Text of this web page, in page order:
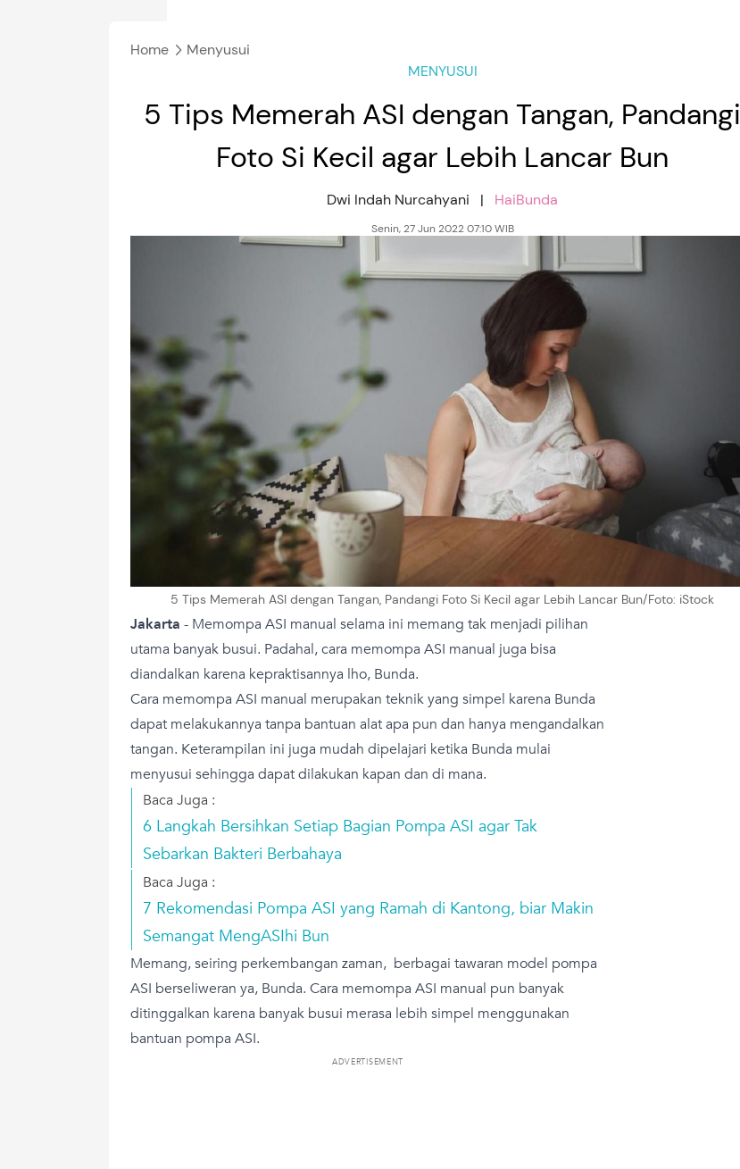
Home
Menyusui
MENYUSUI
5 Tips Memerah ASI dengan Tangan, Pandangi
Foto Si Kecil agar Lebih Lancar Bun
Dwi Indah Nurcahyani | HaiBunda
Senin, 27 Jun 2022 07:10 WIB
5 Tips Memerah ASI dengan Tangan, Pandangi Foto Si Kecil agar Lebih Lancar Bun/Foto: iStock
Jakarta - Memompa ASI manual selama ini memang tak menjadi pilihan
utama banyak busui. Padahal, cara memompa ASI manual juga bisa
diandalkan karena kepraktisannya lho, Bunda.
Cara memompa ASI manual merupakan teknik yang simpel karena Bunda
dapat melakukannya tanpa bantuan alat apa pun dan hanya mengandalkan
tangan. Keterampilan ini juga mudah dipelajari ketika Bunda mulai
menyusui sehingga dapat dilakukan kapan dan di mana.
Baca Juga :
6 Langkah Bersihkan Setiap Bagian Pompa ASI agar Tak
Sebarkan Bakteri Berbahaya
Baca Juga :
7 Rekomendasi Pompa ASI yang Ramah di Kantong, biar Makin
Semangat MengASIhi Bun
Memang, seiring perkembangan zaman, berbagai tawaran model pompa
ASI berseliweran ya, Bunda. Cara memompa ASI manual pun banyak
ditinggalkan karena banyak busui merasa lebih simpel menggunakan
bantuan pompa ASI.
ADVERTISEMENT